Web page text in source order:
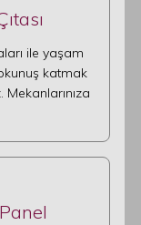
ile yaşam
katmak